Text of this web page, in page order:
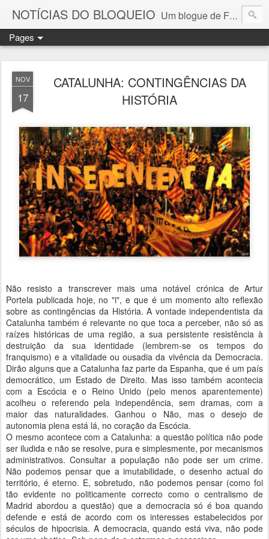
NOTÍCIAS DO BLOQUEIO Um blogue de Fernando Paulouro Neves
Pages
NOV
17
CATALUNHA: CONTINGÊNCIAS DA
HISTÓRIA
Não resisto a transcrever mais uma notável crónica de Artur
Portela publicada hoje, no "i", e que é um momento alto reflexão
sobre as contingências da História. A vontade independentista da
Catalunha também é relevante no que toca a perceber, não só as
raízes históricas de uma região, a sua persistente resistência à
destruição da sua identidade (lembrem-se os tempos do
franquismo) e a vitalidade ou ousadia da vivência da Democracia.
Dirão alguns que a Catalunha faz parte da Espanha, que é um país
democrático, um Estado de Direito. Mas isso também acontecia
com a Escócia e o Reino Unido (pelo menos aparentemente)
acolheu o referendo pela independência, sem dramas, com a
maior das naturalidades. Ganhou o Não, mas o desejo de
autonomia plena está lá, no coração da Escócia.
O mesmo acontece com a Catalunha: a questão política não pode
ser iludida e não se resolve, pura e simplesmente, por mecanismos
administrativos. Consultar a população não pode ser um crime.
Não podemos pensar que a imutabilidade, o desenho actual do
território, é eterno. E, sobretudo, não podemos pensar (como foi
tão evidente no politicamente correcto como o centralismo de
Madrid abordou a questão) que a democracia só é boa quando
defende e está de acordo com os interesses estabelecidos por
séculos de hipocrisia. A democracia, quando está viva, não pode